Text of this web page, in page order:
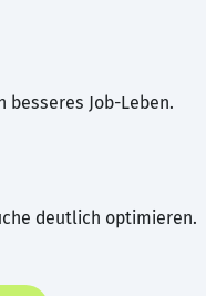
Job-Leben.
deutlich optimieren.